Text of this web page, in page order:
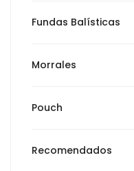
Fundas Balísticas
Morrales
Pouch
Recomendados